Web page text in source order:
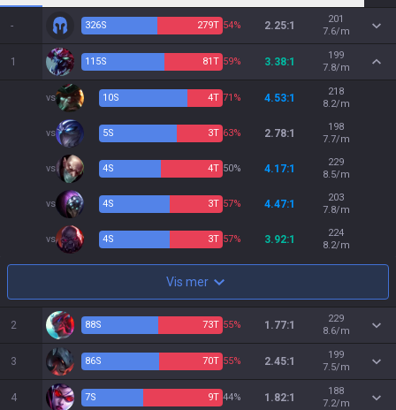
- 326S 279T 54% 2.25:1
201
7.6/m
1 115S 81T 59% 3.38:1
199
7.8/m
vs 10S 4T 71% 4.53:1
218
8.2/m
vs 5S 3T 63% 2.78:1
198
7.7/m
vs 4S 4T 50% 4.17:1
229
8.5/m
vs 4S 3T 57% 4.47:1
203
7.8/m
vs 4S 3T 57% 3.92:1
224
8.2/m
Vis mer
2 88S 73T 55% 1.77:1
229
8.6/m
3 86S 70T 55% 2.45:1
199
7.5/m
4 7S 9T 44% 1.82:1
188
7.2/m